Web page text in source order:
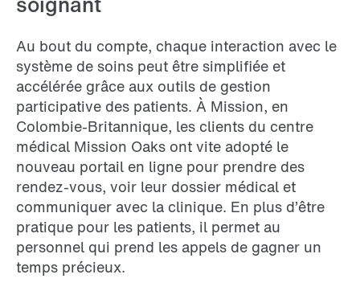
Au bout du compte, chaque interaction avec le
système de soins peut être simplifiée et
accélérée grâce aux outils de gestion
participative des patients. À Mission, en
Colombie-Britannique, les clients du centre
médical Mission Oaks ont vite adopté le
nouveau portail en ligne pour prendre des
rendez-vous, voir leur dossier médical et
communiquer avec la clinique. En plus d’être
pratique pour les patients, il permet au
personnel qui prend les appels de gagner un
temps précieux.